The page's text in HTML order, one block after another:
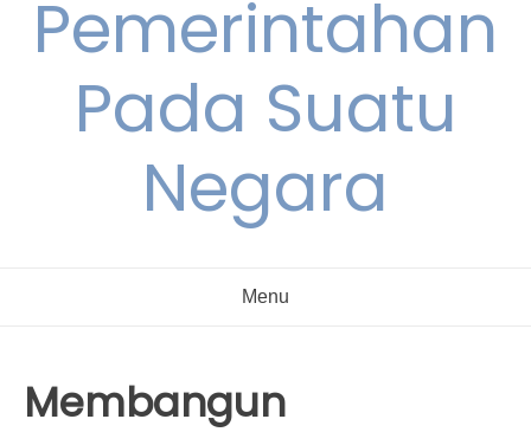
Pemerintahan
Pada Suatu
Negara
Menu
Membangun